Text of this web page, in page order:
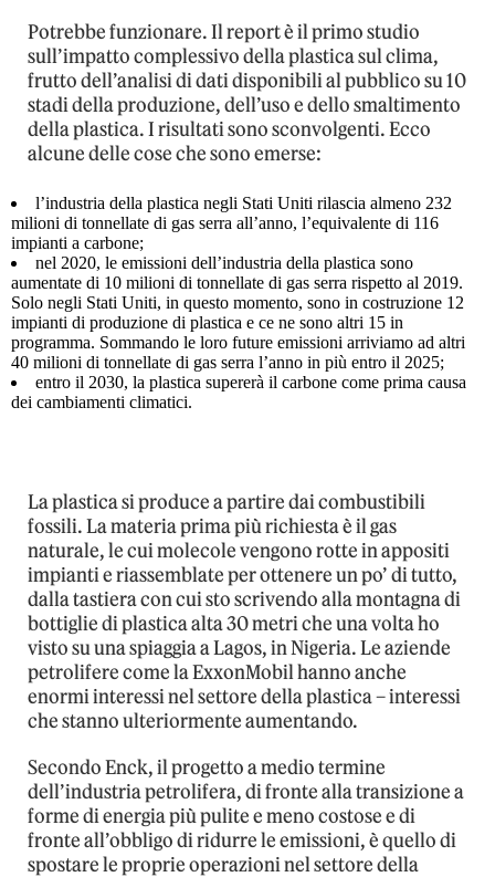
Potrebbe funzionare. Il report è il primo studio
sull’impatto complessivo della plastica sul clima,
frutto dell’analisi di dati disponibili al pubblico su 10
stadi della produzione, dell’uso e dello smaltimento
della plastica. I risultati sono sconvolgenti. Ecco
alcune delle cose che sono emerse:
l’industria della plastica negli Stati Uniti rilascia almeno 232
milioni di tonnellate di gas serra all’anno, l’equivalente di 116
impianti a carbone;
nel 2020, le emissioni dell’industria della plastica sono
aumentate di 10 milioni di tonnellate di gas serra rispetto al 2019.
Solo negli Stati Uniti, in questo momento, sono in costruzione 12
impianti di produzione di plastica e ce ne sono altri 15 in
programma. Sommando le loro future emissioni arriviamo ad altri
40 milioni di tonnellate di gas serra l’anno in più entro il 2025;
entro il 2030, la plastica supererà il carbone come prima causa
dei cambiamenti climatici.
La plastica si produce a partire dai combustibili
fossili. La materia prima più richiesta è il gas
naturale, le cui molecole vengono rotte in appositi
impianti e riassemblate per ottenere un po’ di tutto,
dalla tastiera con cui sto scrivendo alla montagna di
bottiglie di plastica alta 30 metri che una volta ho
visto su una spiaggia a Lagos, in Nigeria. Le aziende
petrolifere come la ExxonMobil hanno anche
enormi interessi nel settore della plastica – interessi
che stanno ulteriormente aumentando.
Secondo Enck, il progetto a medio termine
dell’industria petrolifera, di fronte alla transizione a
forme di energia più pulite e meno costose e di
fronte all’obbligo di ridurre le emissioni, è quello di
spostare le proprie operazioni nel settore della